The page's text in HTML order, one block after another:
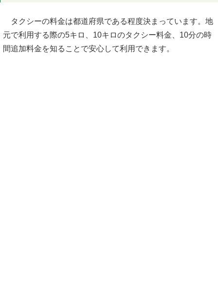
タクシーの料金は都道府県である程度決まっています。地
元で利用する際の5キロ、10キロのタクシー料金、10分の時
間追加料金を知ることで安心して利用できます。